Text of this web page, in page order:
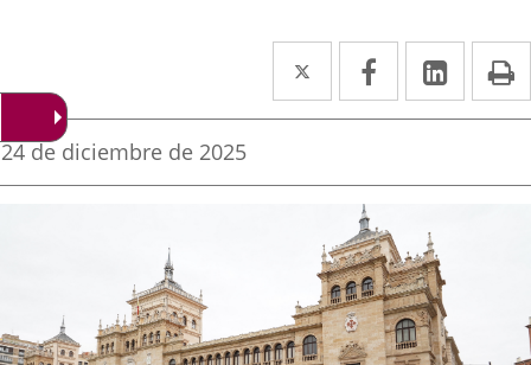
Twitter
Enlace
a
aplicación
externa.
Facebook
Enlace
a
aplicación
externa.
Enlace
a
Fecha
la
24 de diciembre de 2025